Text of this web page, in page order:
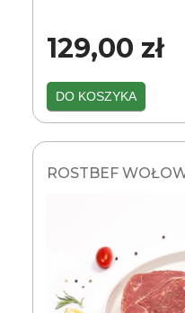
129,00 zł
DO KOSZYKA
ROSTBEF